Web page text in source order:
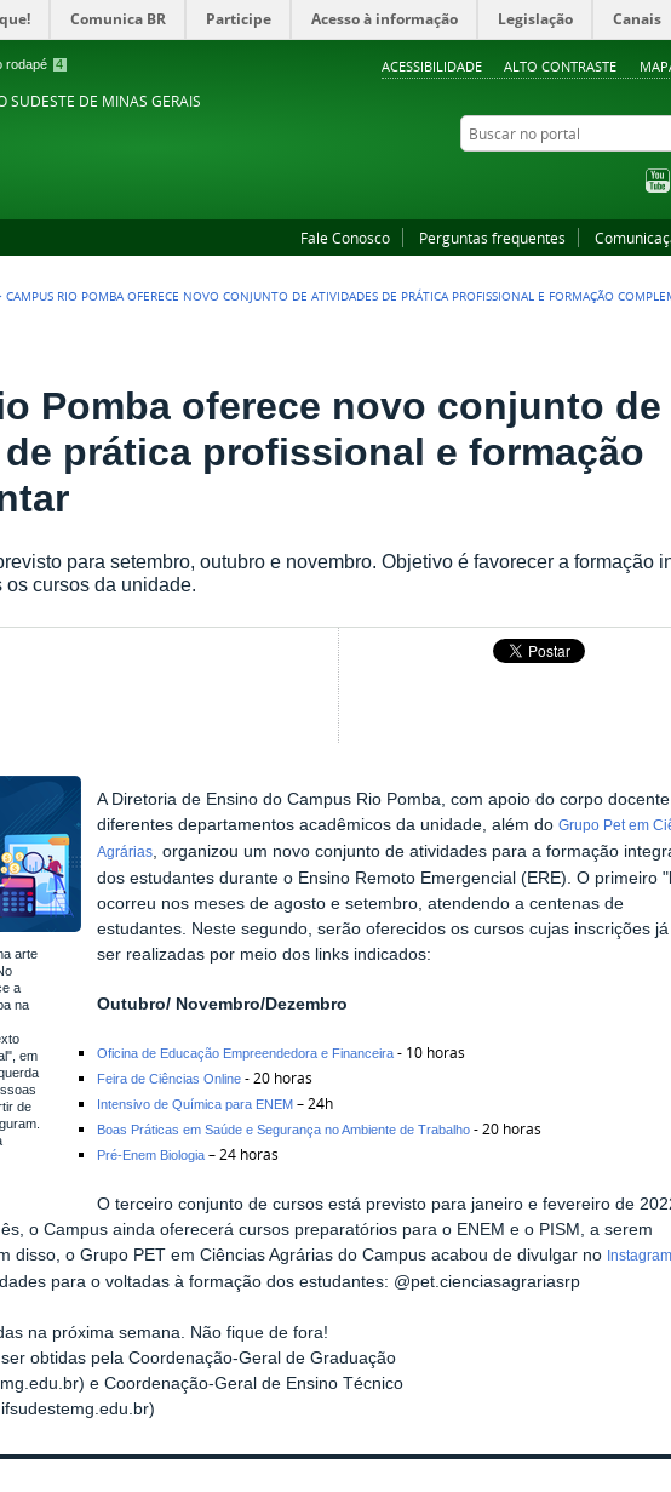
rodapé 4 ACESSIBILIDADE ALTO CONTRASTE
Comunica BR Participe Acesso à informação Legislação Canais
SUDESTE DE MINAS GERAIS
Buscar no portal
Fale Conosco Perguntas frequentes
CAMPUS RIO POMBA OFERECE NOVO CONJUNTO DE ATIVIDADES DE PRÁTICA PROFISSIONAL E FORMAÇÃO
Pomba oferece novo conjunto de
prática profissional e formação
para setembro, outubro e novembro. Objetivo é favorecer a formação
cursos da unidade.
arte
a
na
em
de
A Diretoria de Ensino do Campus Rio Pomba, com apoio do corpo
diferentes departamentos acadêmicos da unidade, além do Grupo Pet em
Agrárias, organizou um novo conjunto de atividades para a formação
dos estudantes durante o Ensino Remoto Emergencial (ERE). O primeiro
ocorreu nos meses de agosto e setembro, atendendo a centenas de
estudantes. Neste segundo, serão oferecidos os cursos cujas inscrições
ser realizadas por meio dos links indicados:
Outubro/ Novembro/Dezembro
Oficina de Educação Empreendedora e Financeira- 10 horas
Feira de Ciências Online- 20 horas
Intensivo de Química para ENEM– 24h
Boas Práticas em Saúde e Segurança no Ambiente de Trabalho- 20 horas
Pré-Enem Biologia– 24 horas
O terceiro conjunto de cursos está previsto para janeiro e fevereiro de
o Campus ainda oferecerá cursos preparatórios para o ENEM e o PISM, a serem
disso, o Grupo PET em Ciências Agrárias do Campus acabou de divulgar no Instagram
para o voltadas à formação dos estudantes: @pet.cienciasagrariasrp
na próxima semana. Não fique de fora!
obtidas pela Coordenação-Geral de Graduação
e Coordenação-Geral de Ensino Técnico